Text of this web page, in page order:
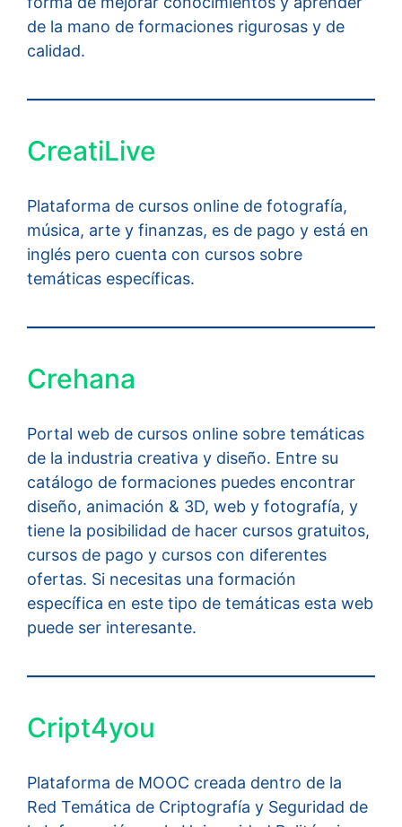
de la mano de formaciones rigurosas y de
calidad.
CreatiLive
Plataforma de cursos online de fotografía,
música, arte y finanzas, es de pago y está en
inglés pero cuenta con cursos sobre
temáticas específicas.
Crehana
Portal web de cursos online sobre temáticas
de la industria creativa y diseño. Entre su
catálogo de formaciones puedes encontrar
diseño, animación & 3D, web y fotografía, y
tiene la posibilidad de hacer cursos gratuitos,
cursos de pago y cursos con diferentes
ofertas. Si necesitas una formación
específica en este tipo de temáticas esta web
puede ser interesante.
Cript4you
Plataforma de MOOC creada dentro de la
Red Temática de Criptografía y Seguridad de